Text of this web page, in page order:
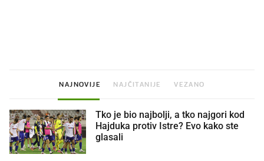
NAJNOVIJE NAJČITANIJE VEZANO
Tko je bio najbolji, a tko najgori kod
Hajduka protiv Istre? Evo kako ste
glasali